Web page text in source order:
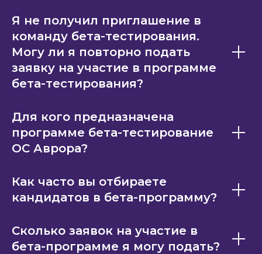
Я не получил приглашение в
команду бета-тестирования.
Могу ли я повторно подать
заявку на участие в программе
бета-тестирования?
Для кого предназначена
программе бета-тестирование
ОС Аврора?
Как часто вы отбираете
кандидатов в бета-программу?
Сколько заявок на участие в
бета-программе я могу подать?